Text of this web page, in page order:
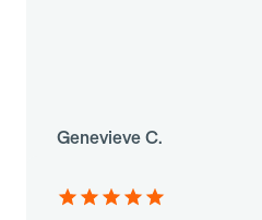
Genevieve C.